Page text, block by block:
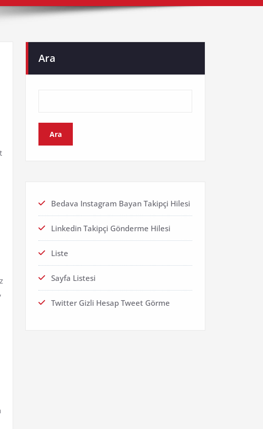
Ara
Ara
Bedava Instagram Bayan Takipçi Hilesi
Linkedin Takipçi Gönderme Hilesi
Liste
Sayfa Listesi
Twitter Gizli Hesap Tweet Görme